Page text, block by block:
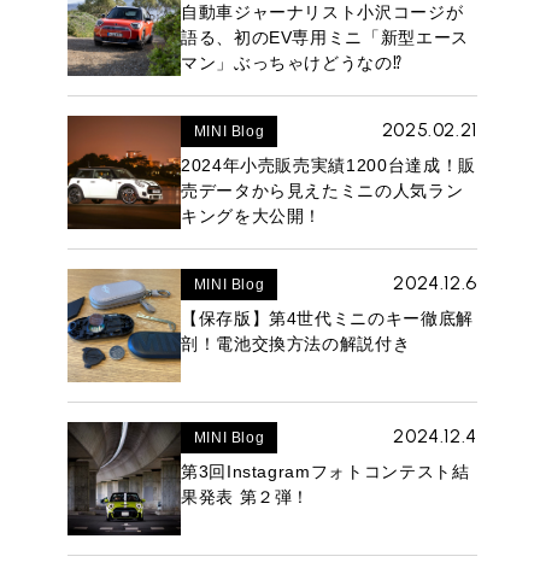
ROVER MINIサービス工場
iR MAKERS
購入相談
自動車ジャーナリスト小沢コージが
語る、初のEV専用ミニ「新型エース
マン」ぶっちゃけどうなの⁉︎
MINI Blog 2025.02.21
2024年小売販売実績1200台達成！販
売データから見えたミニの人気ラン
キングを大公開！
MINI Blog 2024.12.6
【保存版】第4世代ミニのキー徹底解
剖！電池交換方法の解説付き
MINI Blog 2024.12.4
第3回Instagramフォトコンテスト結
果発表 第２弾！